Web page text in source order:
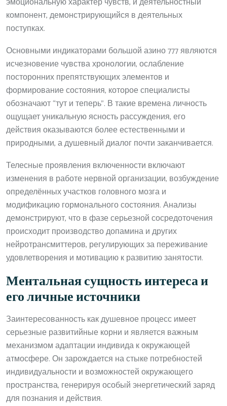
компонент, демонстрирующийся в деятельных
поступках.
Основными индикаторами большой азино 777 являются
исчезновение чувства хронологии, ослабление
посторонних препятствующих элементов и
формирование состояния, которое специалисты
обозначают “тут и теперь”. В такие времена личность
ощущает уникальную ясность рассуждения, его
действия оказываются более естественными и
природными, а душевный диалог почти заканчивается.
Телесные проявления включенности включают
изменения в работе нервной организации, возбуждение
определённых участков головного мозга и
модификацию гормонального состояния. Анализы
демонстрируют, что в фазе серьезной сосредоточения
происходит производство допамина и других
нейротрансмиттеров, регулирующих за переживание
удовлетворения и мотивацию к развитию занятости.
Ментальная сущность интереса и
его личные источники
Заинтересованность как душевное процесс имеет
серьезные развитийные корни и является важным
механизмом адаптации индивида к окружающей
атмосфере. Он зарождается на стыке потребностей
индивидуальности и возможностей окружающего
пространства, генерируя особый энергетический заряд
для познания и действия.